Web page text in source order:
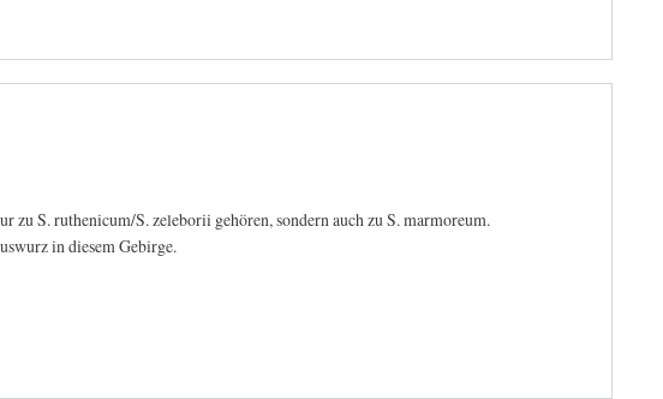
zu S. ruthenicum/S. zeleborii gehören, sondern auch zu S. marmoreum.
in diesem Gebirge.